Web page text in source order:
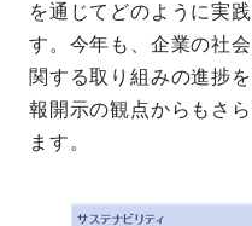
を通じてどのように実
す。今年も、企業の社
関する取り組みの進捗
報開示の観点からもさ
ます。